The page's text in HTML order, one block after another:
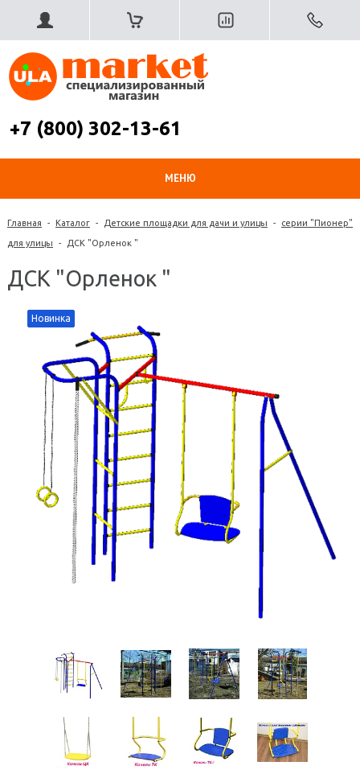
+7 (800) 302-13-61
МЕНЮ
Главная - Каталог - Детские площадки для дачи и улицы - серии "Пионер"
для улицы - ДСК "Орленок "
ДСК "Орленок "
Новинка